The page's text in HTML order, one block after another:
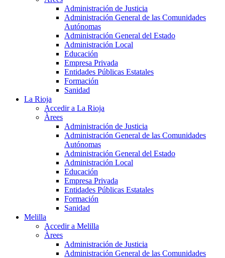
Administración de Justicia
Administración General de las Comunidades
Autónomas
Administración General del Estado
Administración Local
Educación
Empresa Privada
Entidades Públicas Estatales
Formación
Sanidad
La Rioja
Accedir a La Rioja
Àrees
Administración de Justicia
Administración General de las Comunidades
Autónomas
Administración General del Estado
Administración Local
Educación
Empresa Privada
Entidades Públicas Estatales
Formación
Sanidad
Melilla
Accedir a Melilla
Àrees
Administración de Justicia
Administración General de las Comunidades